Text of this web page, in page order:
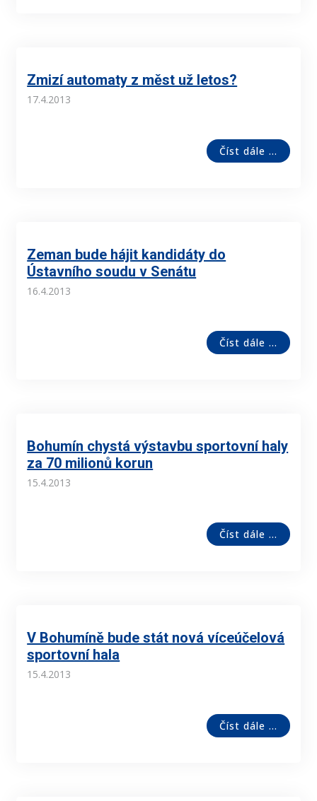
Zmizí automaty z měst už letos?
17.4.2013
Číst dále ...
Zeman bude hájit kandidáty do
Ústavního soudu v Senátu
16.4.2013
Číst dále ...
Bohumín chystá výstavbu sportovní haly
za 70 milionů korun
15.4.2013
Číst dále ...
V Bohumíně bude stát nová víceúčelová
sportovní hala
15.4.2013
Číst dále ...